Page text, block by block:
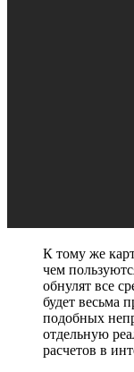
К тому же
чем
обнулят все
будет весьма
подобных
отдельную
расчетов в